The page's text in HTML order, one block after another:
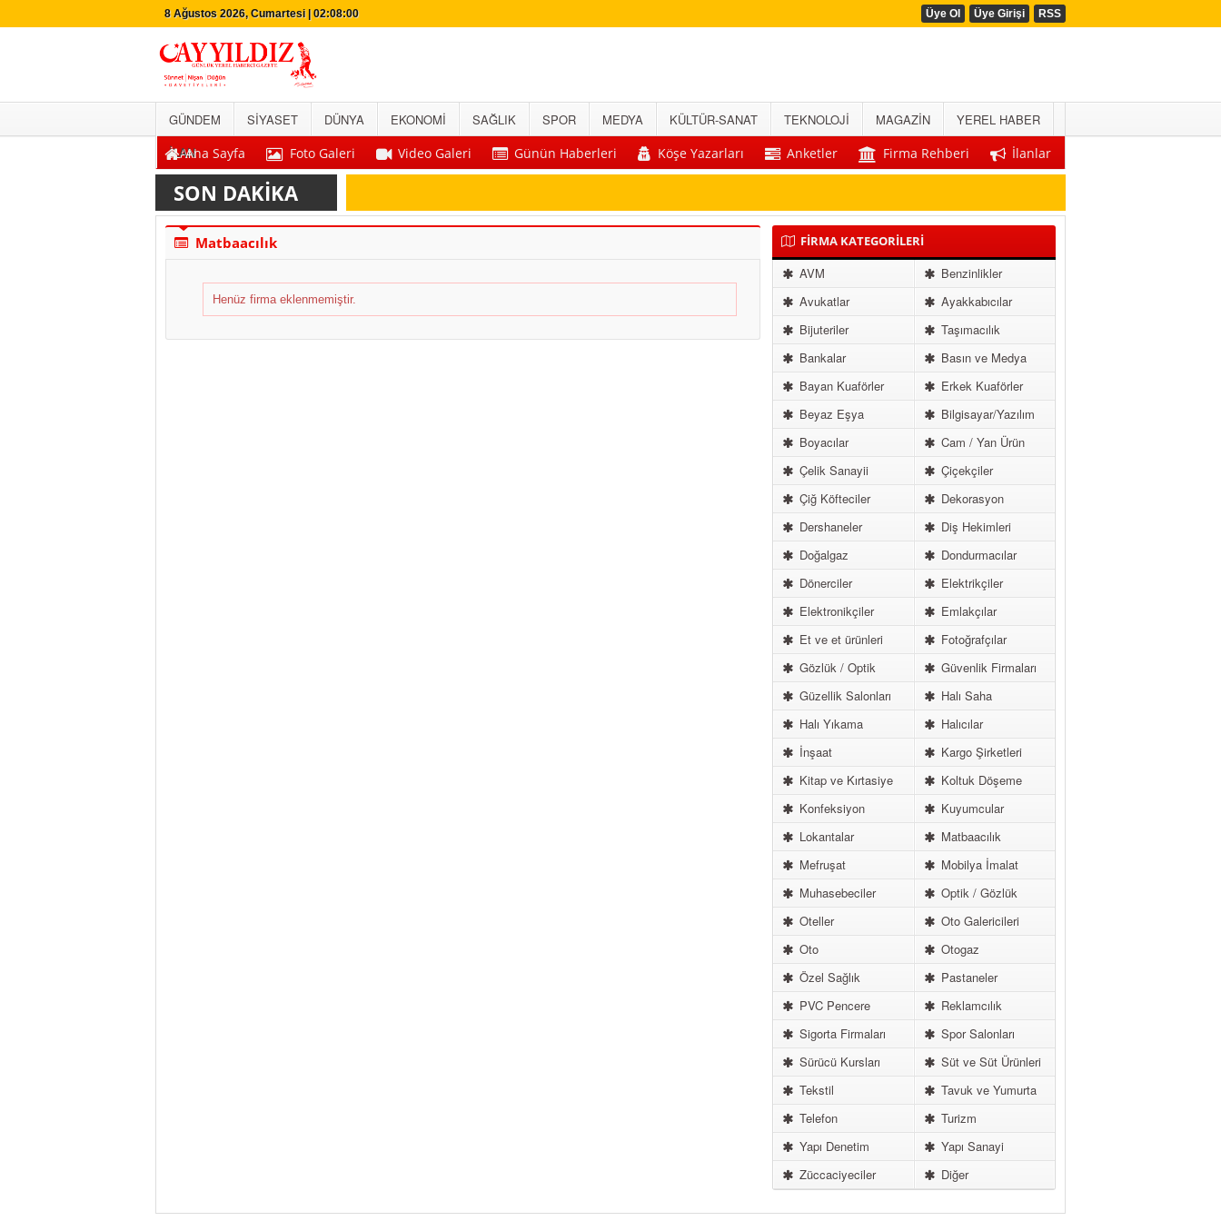
8 Ağustos 2026, Cumartesi | 02:08:00 Üye Ol Üye Girişi RSS
GÜNDEM SİYASET DÜNYA EKONOMİ SAĞLIK SPOR MEDYA KÜLTÜR-SANAT TEKNOLOJİ MAGAZİN
YEREL HABER
İLANAna Sayfa Foto Galeri Video Galeri Günün Haberleri Köşe Yazarları Anketler Firma Rehberi İlanlar
SON DAKİKA
Matbaacılık
Henüz firma eklenmemiştir.
FİRMA KATEGORİLERİ
AVM
Benzinlikler
Avukatlar
Ayakkabıcılar
Bijuteriler
Taşımacılık
Bankalar
Basın ve Medya
Bayan Kuaförler
Erkek Kuaförler
Beyaz Eşya
Bilgisayar/Yazılım
Boyacılar
Cam / Yan Ürün
Çelik Sanayii
Çiçekçiler
Çiğ Köfteciler
Dekorasyon
Dershaneler
Diş Hekimleri
Doğalgaz
Dondurmacılar
Dönerciler
Elektrikçiler
Elektronikçiler
Emlakçılar
Et ve et ürünleri
Fotoğrafçılar
Gözlük / Optik
Güvenlik Firmaları
Güzellik Salonları
Halı Saha
Halı Yıkama
Halıcılar
İnşaat
Kargo Şirketleri
Kitap ve Kırtasiye
Koltuk Döşeme
Konfeksiyon
Kuyumcular
Lokantalar
Matbaacılık
Mefruşat
Mobilya İmalat
Muhasebeciler
Optik / Gözlük
Oteller
Oto Galericileri
Oto
Otogaz
Özel Sağlık
Pastaneler
PVC Pencere
Reklamcılık
Sigorta Firmaları
Spor Salonları
Sürücü Kursları
Süt ve Süt Ürünleri
Tekstil
Tavuk ve Yumurta
Telefon
Turizm
Yapı Denetim
Yapı Sanayi
Züccaciyeciler
Diğer